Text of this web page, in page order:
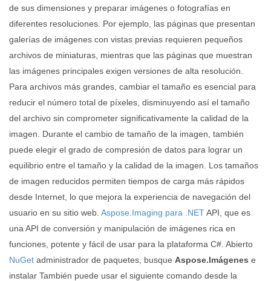
de sus dimensiones y preparar imágenes o fotografías en
diferentes resoluciones. Por ejemplo, las páginas que presentan
galerías de imágenes con vistas previas requieren pequeños
archivos de miniaturas, mientras que las páginas que muestran
las imágenes principales exigen versiones de alta resolución.
Para archivos más grandes, cambiar el tamaño es esencial para
reducir el número total de píxeles, disminuyendo así el tamaño
del archivo sin comprometer significativamente la calidad de la
imagen. Durante el cambio de tamaño de la imagen, también
puede elegir el grado de compresión de datos para lograr un
equilibrio entre el tamaño y la calidad de la imagen. Los tamaños
de imagen reducidos permiten tiempos de carga más rápidos
desde Internet, lo que mejora la experiencia de navegación del
usuario en su sitio web. Aspose.Imaging para .NETAPI, que es
una API de conversión y manipulación de imágenes rica en
funciones, potente y fácil de usar para la plataforma C#. Abierto
NuGet administrador de paquetes, busque Aspose.Imágenes e
instalar También puede usar el siguiente comando desde la